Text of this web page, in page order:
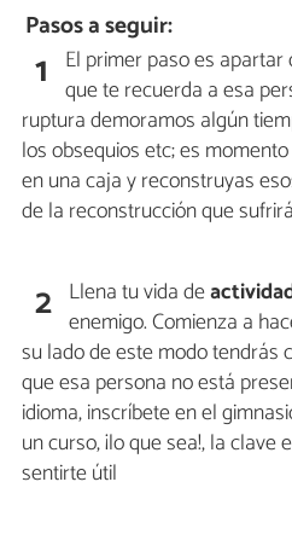
Pasos a seguir:
1 El primer paso es
que te recuerda a esa
ruptura demoramos algún
los obsequios etc; es
en una caja y reconstruyas
de la reconstrucción que
2 Llena tu vida de
enemigo. Comienza a
su lado de este modo tendrás
que esa persona no está
idioma, inscríbete en el
un curso, ¡lo que sea!, la clave
sentirte útil